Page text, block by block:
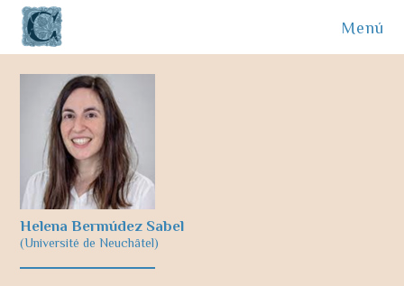
Menú
Helena Bermúdez Sabel
(Université de Neuchâtel)